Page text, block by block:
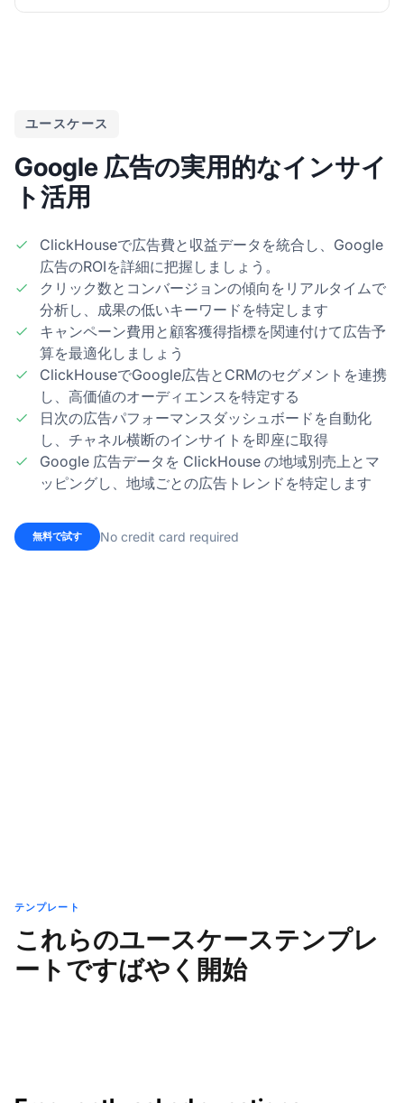
ユースケース
Google 広告の実用的なインサイ
ト活用
ClickHouseで広告費と収益データを統合し、Google
広告のROIを詳細に把握しましょう。
クリック数とコンバージョンの傾向をリアルタイムで
分析し、成果の低いキーワードを特定します
キャンペーン費用と顧客獲得指標を関連付けて広告予
算を最適化しましょう
ClickHouseでGoogle広告とCRMのセグメントを連携
し、高価値のオーディエンスを特定する
日次の広告パフォーマンスダッシュボードを自動化
し、チャネル横断のインサイトを即座に取得
Google 広告データを ClickHouse の地域別売上とマ
ッピングし、地域ごとの広告トレンドを特定します
無料で試す No credit card required
テンプレート
これらのユースケーステンプレ
ートですばやく開始